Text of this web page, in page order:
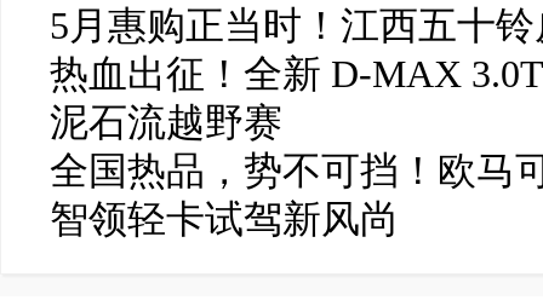
5月惠购正当时！江西五十
热血出征！全新 D-MAX
泥石流越野赛
全国热品，势不可挡！欧马
智领轻卡试驾新风尚